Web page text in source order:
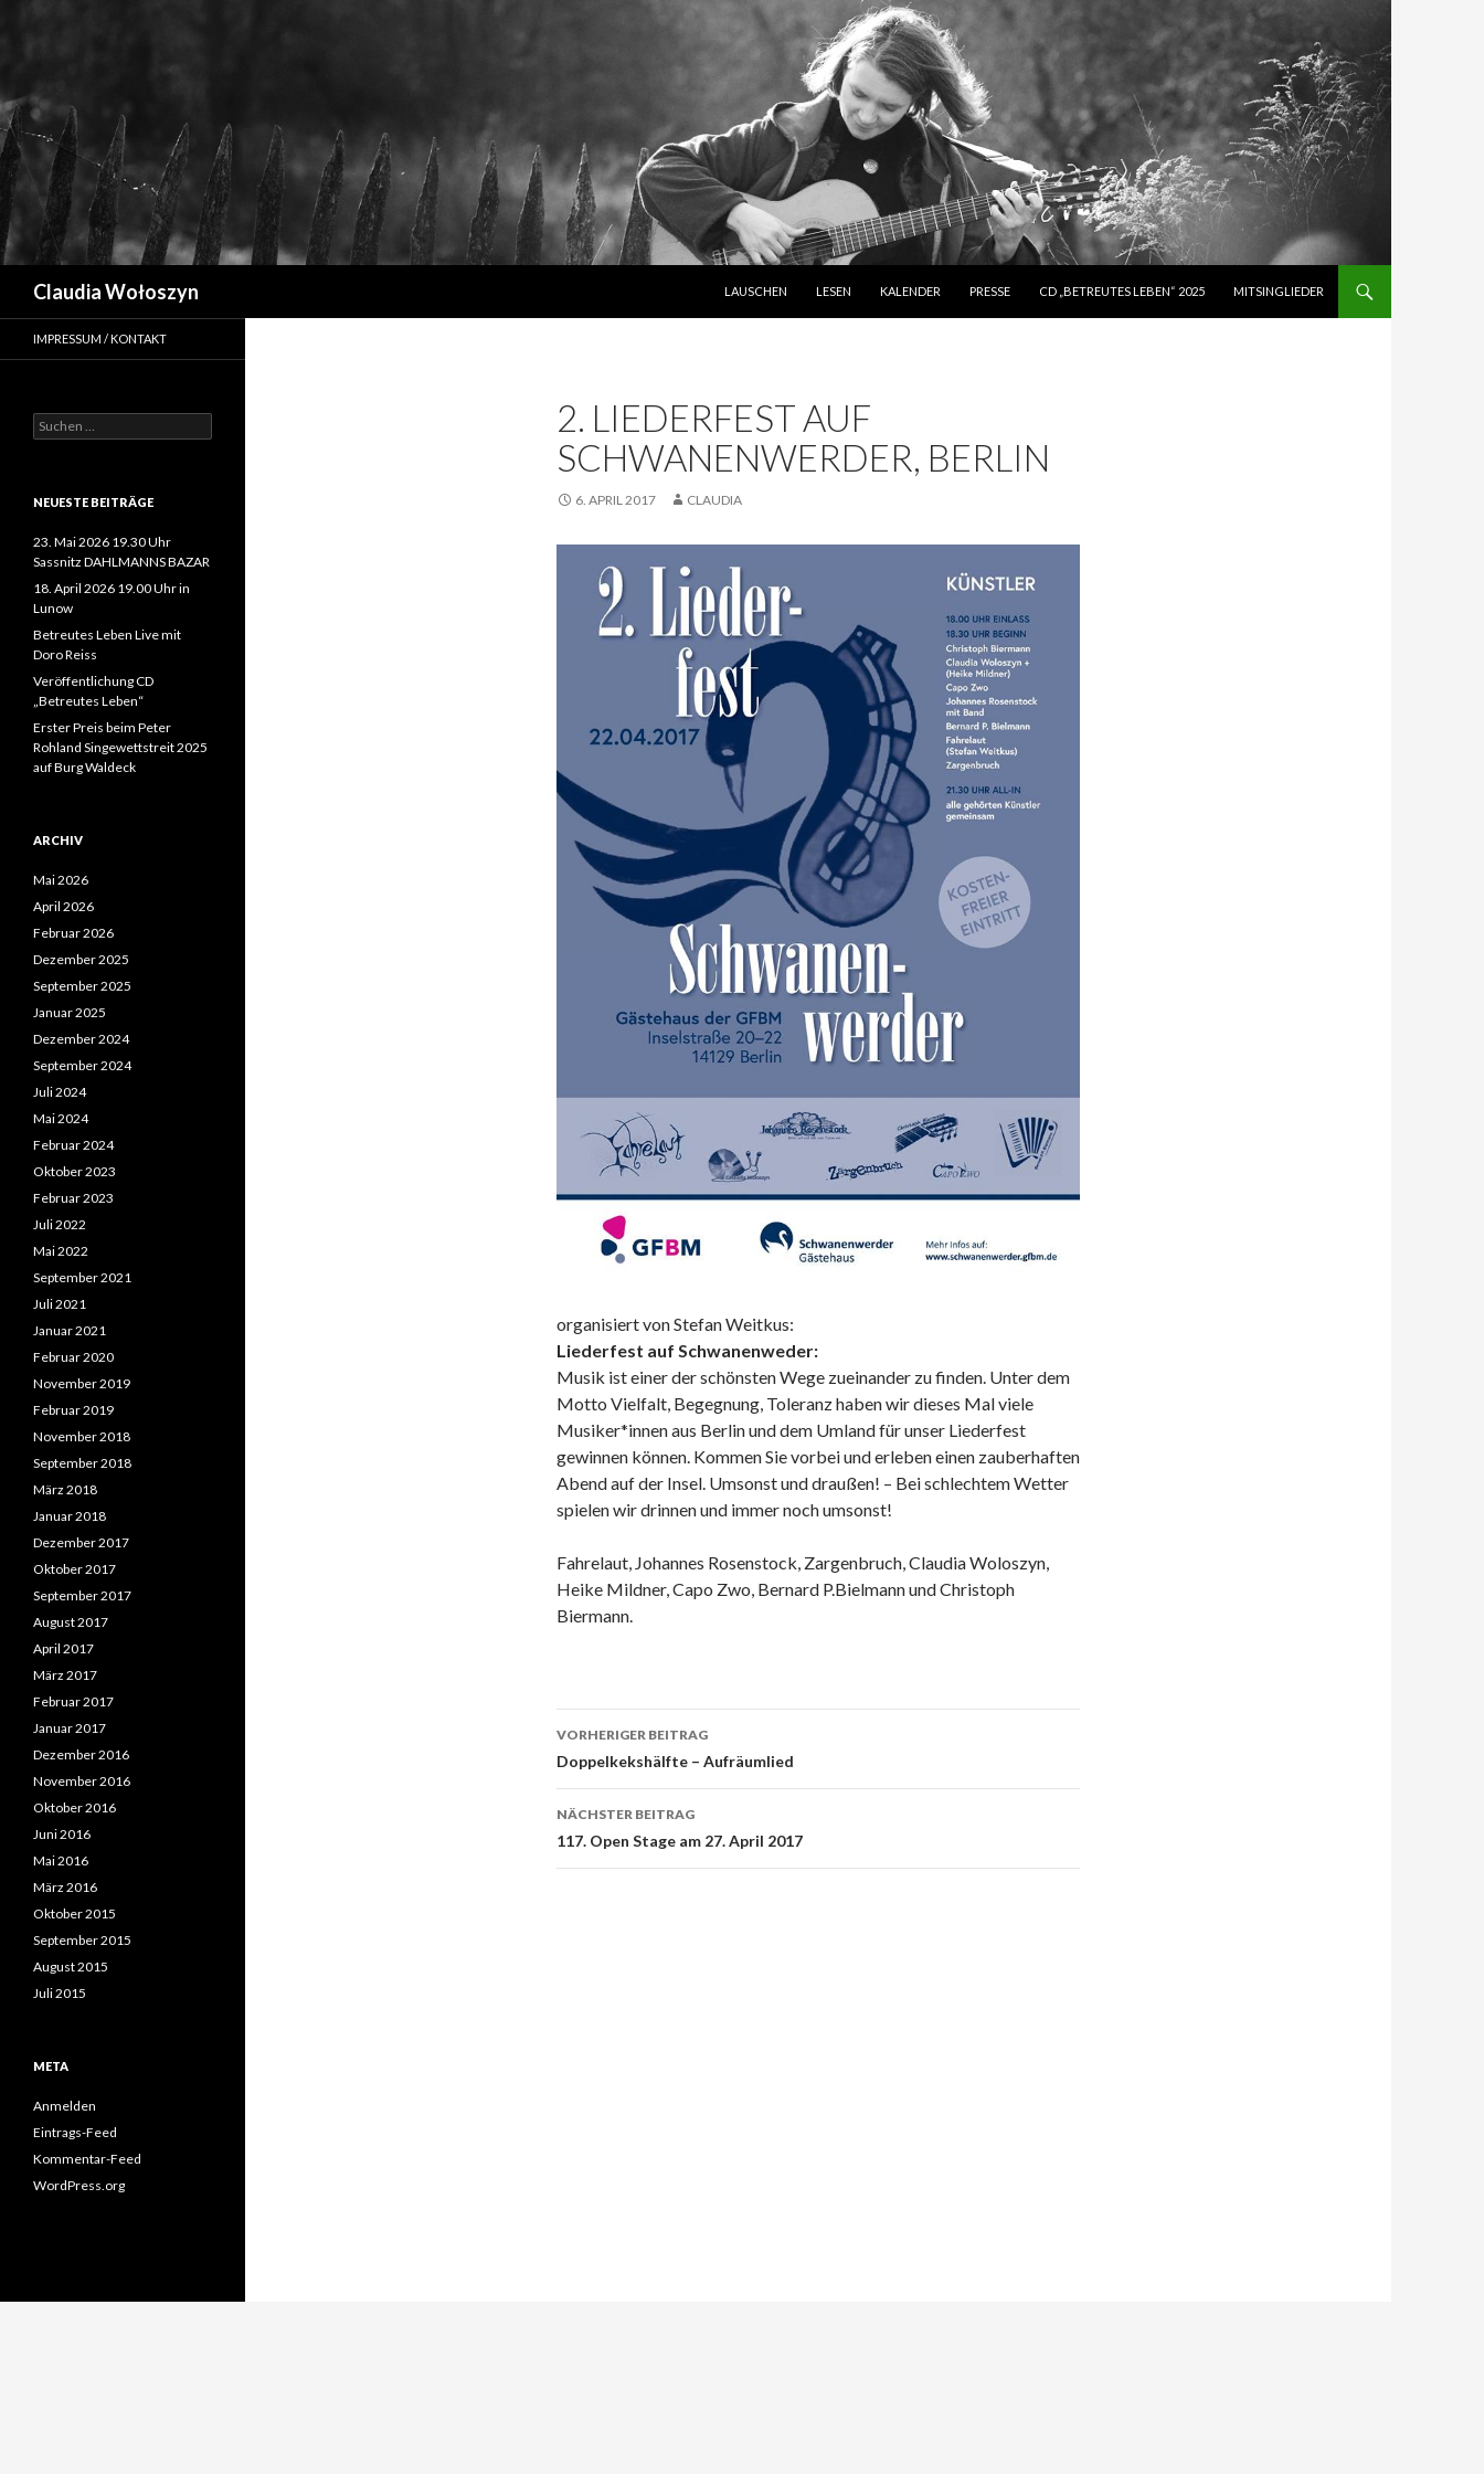
Claudia Wołoszyn
LAUSCHEN
LESEN KALENDER PRESSE CD „BETREUTES LEBEN“ 2025 MITSINGLIEDER
2. LIEDERFEST AUF
SCHWANENWERDER, BERLIN
6. APRIL 2017 CLAUDIA
organisiert von Stefan Weitkus:
Liederfest auf Schwanenweder:
Musik ist einer der schönsten Wege zueinander zu finden. Unter dem
Motto Vielfalt, Begegnung, Toleranz haben wir dieses Mal viele
Musiker*innen aus Berlin und dem Umland für unser Liederfest
gewinnen können. Kommen Sie vorbei und erleben einen zauberhaften
Abend auf der Insel. Umsonst und draußen! – Bei schlechtem Wetter
spielen wir drinnen und immer noch umsonst!
Fahrelaut, Johannes Rosenstock, Zargenbruch, Claudia Woloszyn,
Heike Mildner, Capo Zwo, Bernard P.Bielmann und Christoph
Biermann.
Beitrags-
Navigation
VORHERIGER BEITRAG
Doppelkekshälfte – Aufräumlied
NÄCHSTER BEITRAG
117. Open Stage am 27. April 2017
IMPRESSUM / KONTAKT
Suchen
nach:
NEUESTE BEITRÄGE
23. Mai 2026 19.30 Uhr
Sassnitz DAHLMANNS BAZAR
18. April 2026 19.00 Uhr in
Lunow
Betreutes Leben Live mit
Doro Reiss
Veröffentlichung CD
„Betreutes Leben“
Erster Preis beim Peter
Rohland Singewettstreit 2025
auf Burg Waldeck
ARCHIV
Mai 2026
April 2026
Februar 2026
Dezember 2025
September 2025
Januar 2025
Dezember 2024
September 2024
Juli 2024
Mai 2024
Februar 2024
Oktober 2023
Februar 2023
Juli 2022
Mai 2022
September 2021
Juli 2021
Januar 2021
Februar 2020
November 2019
Februar 2019
November 2018
September 2018
März 2018
Januar 2018
Dezember 2017
Oktober 2017
September 2017
August 2017
April 2017
März 2017
Februar 2017
Januar 2017
Dezember 2016
November 2016
Oktober 2016
Juni 2016
Mai 2016
März 2016
Oktober 2015
September 2015
August 2015
Juli 2015
META
Anmelden
Eintrags-Feed
Kommentar-Feed
WordPress.org